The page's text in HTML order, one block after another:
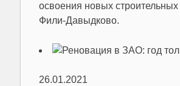
освоения новых
Фили-Давыдково.
26.01.2021